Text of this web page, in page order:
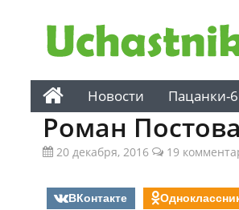
Новости Пацанки-6
Роман
20 декабря, 2016 19
ВКонтакте